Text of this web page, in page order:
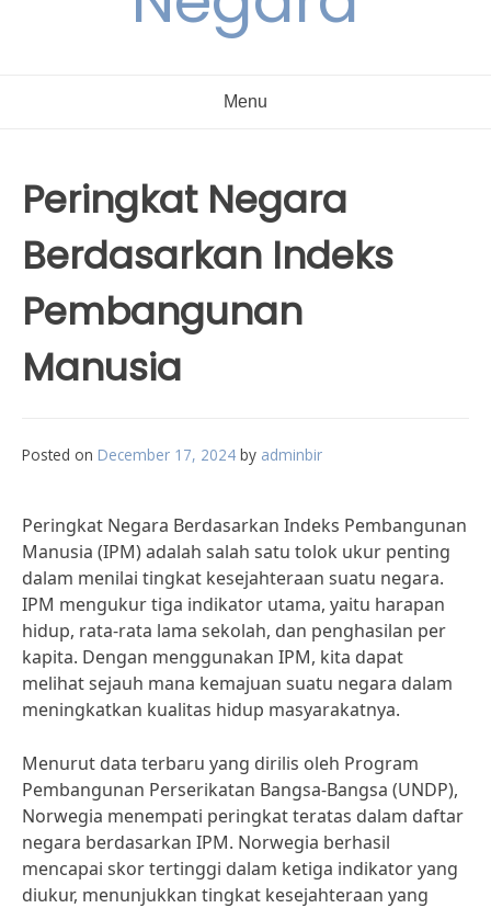
Menu
Peringkat Negara
Berdasarkan Indeks
Pembangunan
Manusia
Posted on December 17, 2024 by adminbir
Peringkat Negara Berdasarkan Indeks Pembangunan
Manusia (IPM) adalah salah satu tolok ukur penting
dalam menilai tingkat kesejahteraan suatu negara.
IPM mengukur tiga indikator utama, yaitu harapan
hidup, rata-rata lama sekolah, dan penghasilan per
kapita. Dengan menggunakan IPM, kita dapat
melihat sejauh mana kemajuan suatu negara dalam
meningkatkan kualitas hidup masyarakatnya.
Menurut data terbaru yang dirilis oleh Program
Pembangunan Perserikatan Bangsa-Bangsa (UNDP),
Norwegia menempati peringkat teratas dalam daftar
negara berdasarkan IPM. Norwegia berhasil
mencapai skor tertinggi dalam ketiga indikator yang
diukur, menunjukkan tingkat kesejahteraan yang